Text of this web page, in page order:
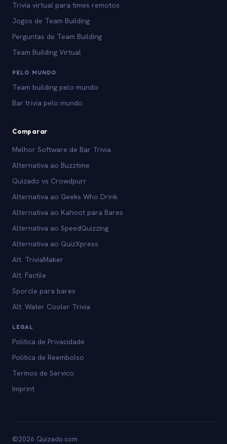
Trivia virtual para times remotos
Jogos de Team Building
Perguntas de Team Building
Team Building Virtual
PELO MUNDO
Team building pelo mundo
Bar trivia pelo mundo
Comparar
Melhor Software de Bar Trivia
Alternativa ao Buzztime
Quizado vs Crowdpurr
Alternativa ao Geeks Who Drink
Alternativa ao Kahoot para Bares
Alternativa ao SpeedQuizzing
Alternativa ao QuizXpress
Alt. TriviaMaker
Alt. Factile
Sporcle para bares
Alt. Water Cooler Trivia
LEGAL
Politica de Privacidade
Politica de Reembolso
Termos de Servico
Imprint
©2026 Quizado.com